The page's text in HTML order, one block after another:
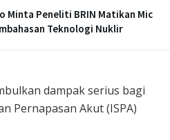
Minta Peneliti BRIN Matikan Mic
Teknologi Nuklir
dampak serius bagi
Pernapasan Akut (ISPA)